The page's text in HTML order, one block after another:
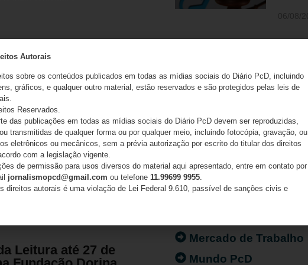
passa a
da Fundação
passa a receber apoio da
Nowill
Leitura até 27 de
Acessibilidade
Atualidades
Fatos
Inclusão
Mercado de Trabalho
Mundo PcD
Autorais
sobre os conteúdos publicados em todas as mídias sociais do Diário PcD, incluindo
gráficos, e qualquer outro material, estão reservados e são protegidos pelas leis de
Reservados.
das publicações em todas as mídias sociais do Diário PcD devem ser reproduzidas,
transmitidas de qualquer forma ou por qualquer meio, incluindo fotocópia, gravação, ou
eletrônicos ou mecânicos, sem a prévia autorização por escrito do titular dos direitos
com a legislação vigente.
de permissão para usos diversos do material aqui apresentado, entre em contato por
jornalismopcd@gmail.com ou telefone 11.99699 9955.
direitos autorais é uma violação de Lei Federal 9.610, passível de sanções civis e